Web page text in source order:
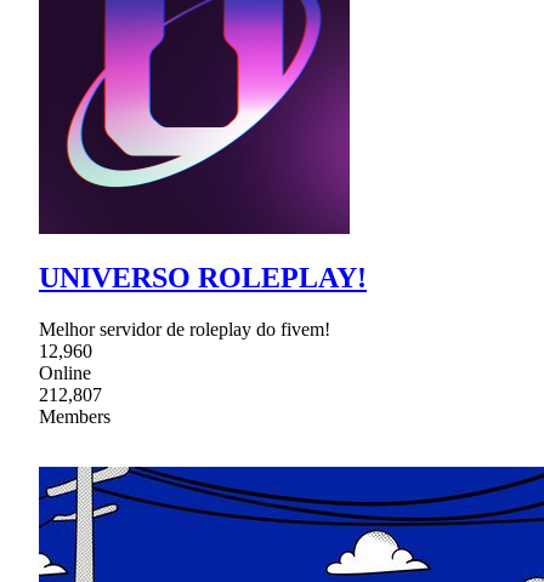
UNIVERSO ROLEPLAY!
Melhor servidor de roleplay do fivem!
12,960
Online
212,807
Members